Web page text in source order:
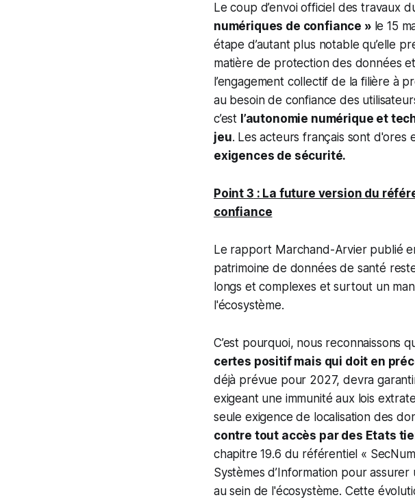
Le coup d’envoi officiel des travaux
numériques de confiance » le 15
étape d’autant plus notable qu’elle
matière de protection des données
l’engagement collectif de la filière à
au besoin de confiance des
c’est l’autonomie numérique et
jeu. Les acteurs français sont d'ores
exigences de sécurité.
Point 3 : La future version du
confiance
Le rapport Marchand-Arvier publié
patrimoine de données de santé
longs et complexes et surtout un
l'écosystème.
C’est pourquoi, nous reconnaissons
certes positif mais qui doit en
déjà prévue pour 2027, devra
exigeant une immunité aux lois
seule exigence de localisation des
contre tout accès par des Etats
chapitre 19.6 du référentiel «
Systèmes d’Information pour
au sein de l'écosystème. Cette